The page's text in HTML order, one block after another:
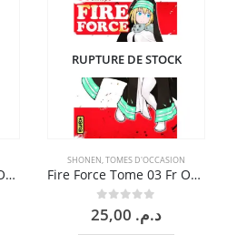
Fire Force Tome 01 Fr Occasion
RUPTURE DE STOCK
SHONEN,TOMES D'OCCASION
Fire Force Tome 03 Fr Occasion
0sur 5د.م.